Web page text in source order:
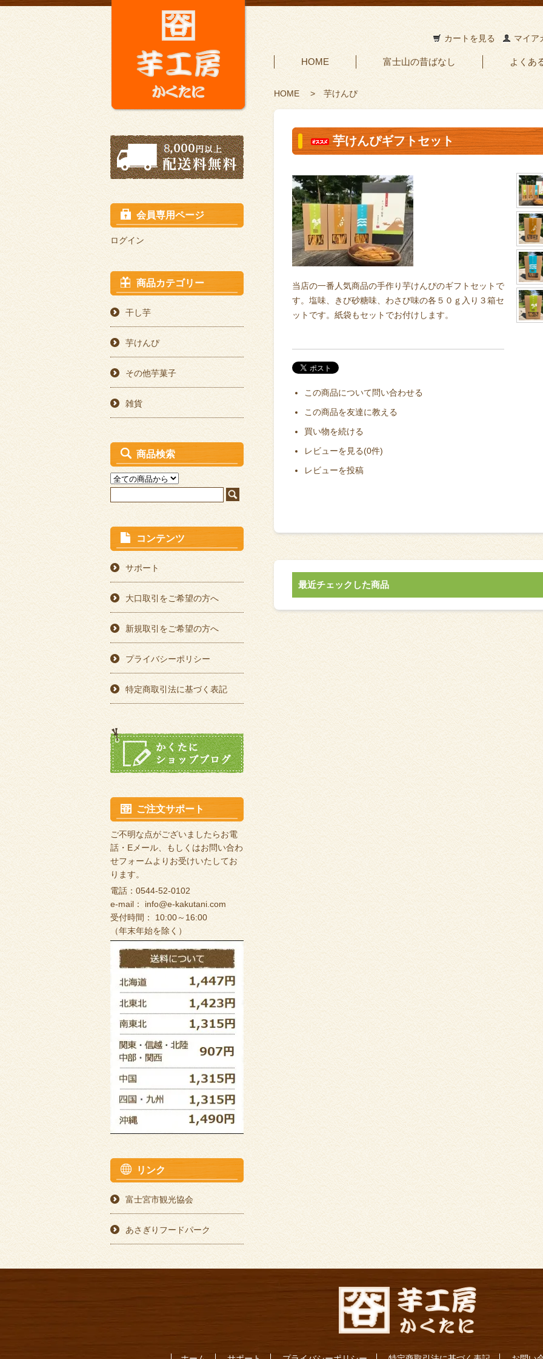
カートを見る マイア
HOME 富士山の昔ばなし よくあ
HOME > 芋けんぴ
芋けんぴギフトセット
当店の一番人気商品の手作り芋けんぴのギフトセットで
す。塩味、きび砂糖味、わさび味の各５０ｇ入り３箱セ
ットです。紙袋もセットでお付けします。
この商品について問い合わせる
この商品を友達に教える
買い物を続ける
レビューを見る(0件)
レビューを投稿
最近チェックした商品
会員専用ページ
ログイン
商品カテゴリー
干し芋
芋けんぴ
その他芋菓子
雑貨
商品検索
コンテンツ
サポート
大口取引をご希望の方へ
新規取引をご希望の方へ
プライバシーポリシー
特定商取引法に基づく表記
ご注文サポート
ご不明な点がございましたらお電
話・Eメール、もしくはお問い合わ
せフォーム よりお受けいたしてお
ります。
電話：0544-52-0102
e-mail： info@e-kakutani.com
受付時間： 10:00～16:00
（年末年始を除く）
リンク
富士宮市観光協会
あさぎりフードパーク